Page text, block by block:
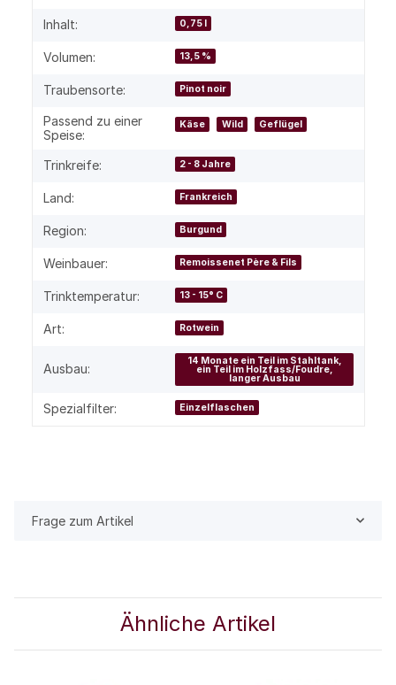
Inhalt: 0,75 l
Volumen: 13,5 %
Traubensorte: Pinot noir
Passend zu einer
Speise:
Käse Wild Geflügel
Trinkreife: 2 - 8 Jahre
Land: Frankreich
Region: Burgund
Weinbauer: Remoissenet Père & Fils
Trinktemperatur: 13 - 15° C
Art: Rotwein
Ausbau:
14 Monate ein Teil im Stahltank,
ein Teil im Holzfass/Foudre,
langer Ausbau
Spezialfilter: Einzelflaschen
Frage zum Artikel
Ähnliche Artikel